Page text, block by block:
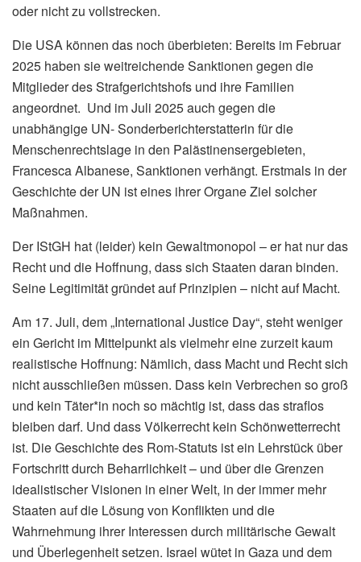
oder nicht zu vollstrecken.
Die USA können das noch überbieten: Bereits im Februar
2025 haben sie weitreichende Sanktionen gegen die
Mitglieder des Strafgerichtshofs und ihre Familien
angeordnet. Und im Juli 2025 auch gegen die
unabhängige UN- Sonderberichterstatterin für die
Menschenrechtslage in den Palästinensergebieten,
Francesca Albanese, Sanktionen verhängt. Erstmals in der
Geschichte der UN ist eines ihrer Organe Ziel solcher
Maßnahmen.
Der IStGH hat (leider) kein Gewaltmonopol – er hat nur das
Recht und die Hoffnung, dass sich Staaten daran binden.
Seine Legitimität gründet auf Prinzipien – nicht auf Macht.
Am 17. Juli, dem „International Justice Day“, steht weniger
ein Gericht im Mittelpunkt als vielmehr eine zurzeit kaum
realistische Hoffnung: Nämlich, dass Macht und Recht sich
nicht ausschließen müssen. Dass kein Verbrechen so groß
und kein Täter*in noch so mächtig ist, dass das straflos
bleiben darf. Und dass Völkerrecht kein Schönwetterrecht
ist. Die Geschichte des Rom-Statuts ist ein Lehrstück über
Fortschritt durch Beharrlichkeit – und über die Grenzen
idealistischer Visionen in einer Welt, in der immer mehr
Staaten auf die Lösung von Konflikten und die
Wahrnehmung ihrer Interessen durch militärische Gewalt
und Überlegenheit setzen. Israel wütet in Gaza und dem